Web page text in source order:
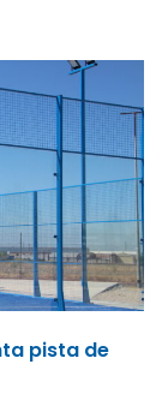
pista de